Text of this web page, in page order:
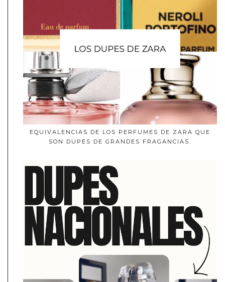
EQUIVALENCIAS DE LOS PERFUMES DE ZARA QUE
SON DUPES DE GRANDES FRAGANCIAS.